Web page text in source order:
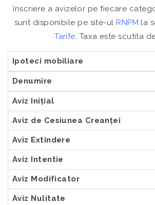
înscriere a avizelor pe fiecare
sunt disponibile pe site-ul RNPM la
Tarife. Taxa este scutita
Ipoteci mobiliare
Denumire
Aviz Inițial
Aviz de Cesiunea Creanței
Aviz Extindere
Aviz Intentie
Aviz Modificator
Aviz Nulitate